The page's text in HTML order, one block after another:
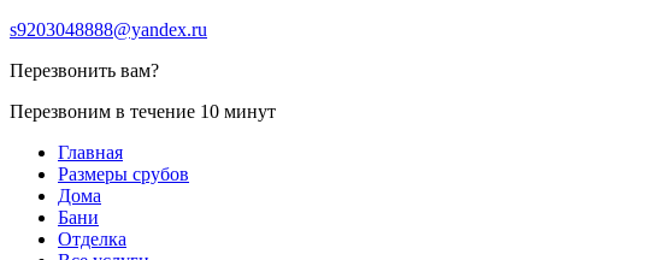
s9203048888@yandex.ru
Перезвонить вам?
Перезвоним в течение 10 минут
Главная
Размеры срубов
Дома
Бани
Отделка